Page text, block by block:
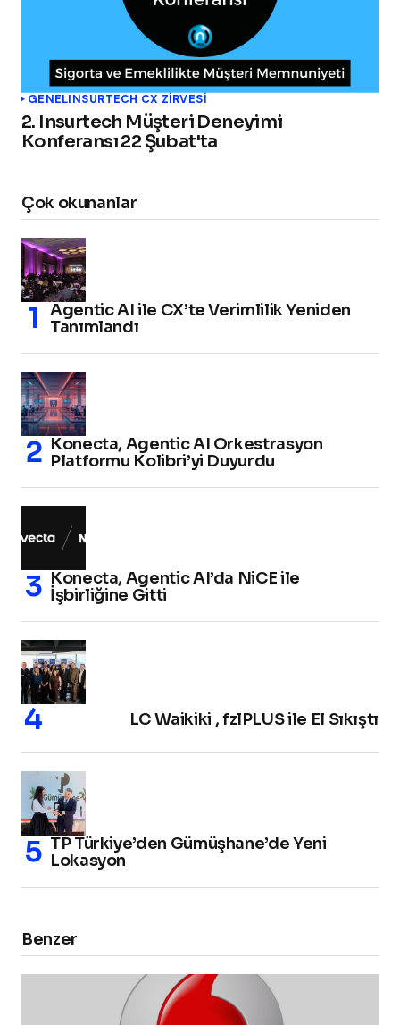
GENELINSURTECH CX ZİRVESİ
2. Insurtech Müşteri Deneyimi
Konferansı 22 Şubat'ta
Çok okunanlar
Agentic AI ile CX’te Verimlilik Yeniden
Tanımlandı
Konecta, Agentic AI Orkestrasyon
Platformu Kolibri’yi Duyurdu
Konecta, Agentic AI’da NiCE ile
İşbirliğine Gitti
LC Waikiki , fzlPLUS ile El Sıkıştı
TP Türkiye’den Gümüşhane’de Yeni
Lokasyon
Benzer